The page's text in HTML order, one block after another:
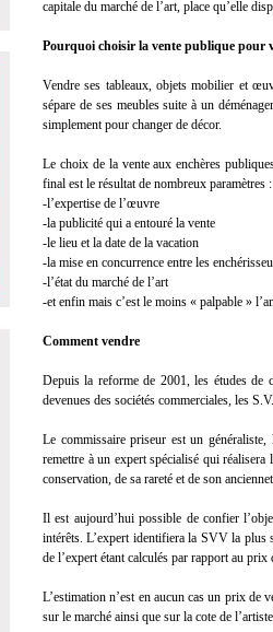
capitale du marché de l’art, place qu’elle
Pourquoi choisir la vente publique pour
Vendre ses tableaux, objets mobilier et
sépare de ses meubles suite à un
simplement pour changer de décor.
Le choix de la vente aux enchères
final est le résultat de nombreux paramètres :
-l’expertise de l’œuvre
-la publicité qui a entouré la vente
-le lieu et la date de la vacation
-la mise en concurrence entre les
-l’état du marché de l’art
-et enfin mais c’est le moins « palpable »
Comment vendre
Depuis la reforme de 2001, les études de
devenues des sociétés commerciales, les
Le commissaire priseur est un
remettre à un expert spécialisé qui
conservation, de sa rareté et de son
Il est aujourd’hui possible de confier
intérêts. L’expert identifiera la SVV la plus
de l’expert étant calculés par rapport au
L’estimation n’est en aucun cas un prix de
sur le marché ainsi que sur la cote de